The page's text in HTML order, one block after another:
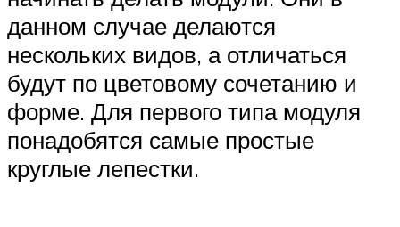
данном случае делаются
нескольких видов, а отличаться
будут по цветовому сочетанию и
форме. Для первого типа модуля
понадобятся самые простые
круглые лепестки.